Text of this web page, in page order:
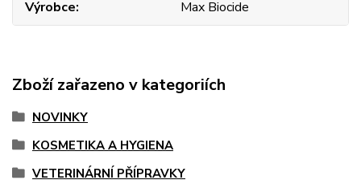
Výrobce Max Biocide
Zboží zařazeno v kategoriích
NOVINKY
KOSMETIKA A HYGIENA
VETERINÁRNÍ PŘÍPRAVKY